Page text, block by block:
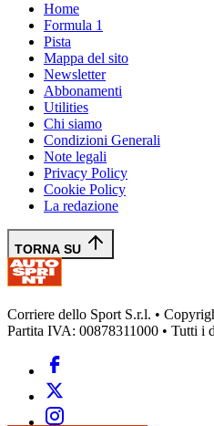
Home
Formula 1
Pista
Mappa del sito
Newsletter
Abbonamenti
Utilities
Chi siamo
Condizioni Generali
Note legali
Privacy Policy
Cookie Policy
La redazione
TORNA SU
Corriere dello Sport S.r.l. •
Partita IVA: 00878311000 • Tutti i